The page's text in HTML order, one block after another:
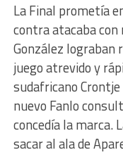
La Final prometía
contra atacaba con
González lograban
juego atrevido y
sudafricano
nuevo Fanlo
concedía la marca.
sacar al ala de